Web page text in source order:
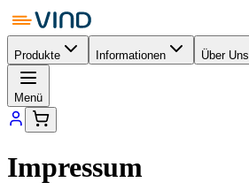
Produkte Informationen Über Uns
Menü
Impressum